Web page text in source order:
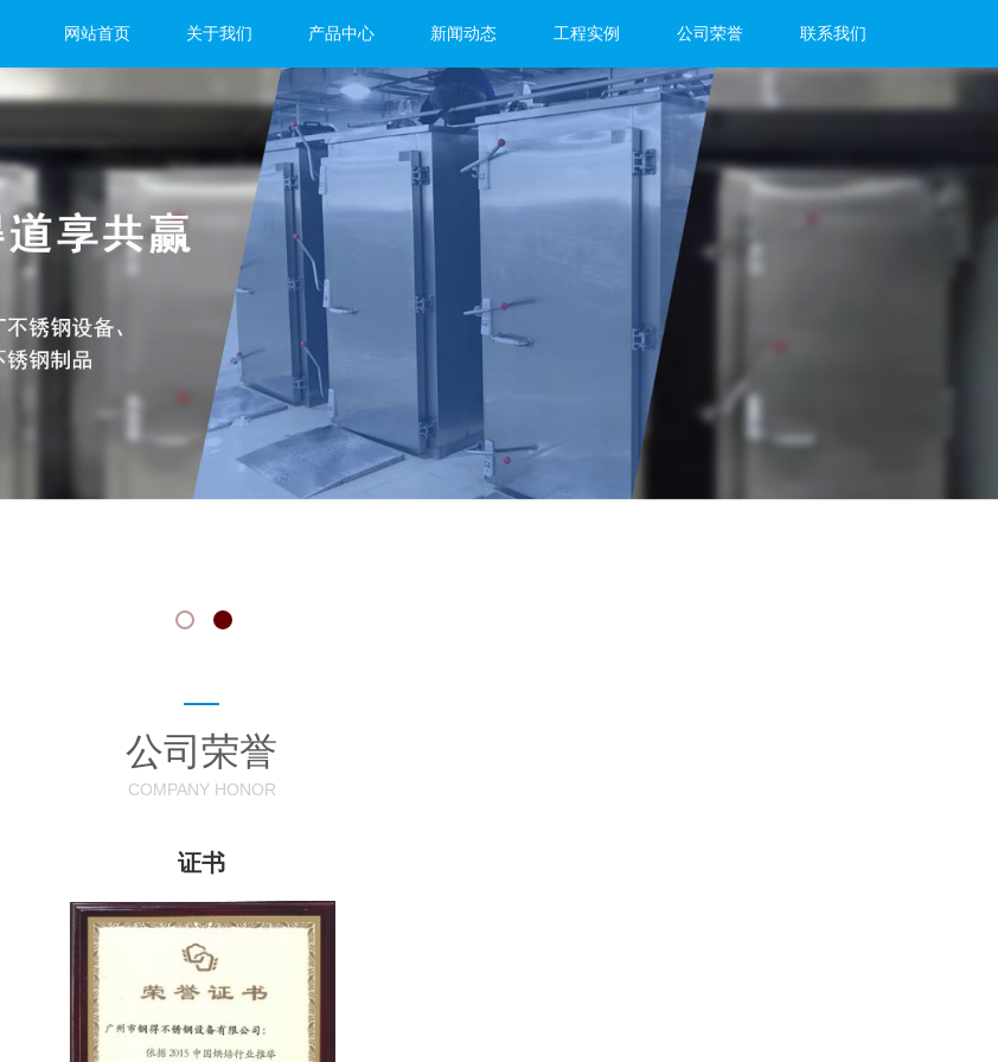
网站首页 关于我们 产品中心 新闻动态 工程实例 公司荣誉 联系我们
公司荣誉
COMPANY HONOR
证书